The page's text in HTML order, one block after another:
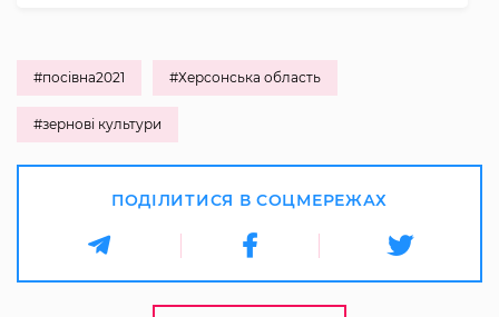
#посівна2021 #Херсонська область
#зернові культури
ПОДІЛИТИСЯ В СОЦМЕРЕЖАХ